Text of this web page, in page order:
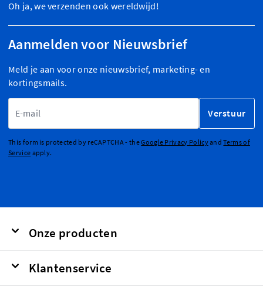
Oh ja, we verzenden ook wereldwijd!
Aanmelden voor Nieuwsbrief
Meld je aan voor onze nieuwsbrief, marketing- en
kortingsmails.
Verstuur
This form is protected by reCAPTCHA - theGoogle Privacy PolicyandTerms of
Service apply.
Onze producten
Klantenservice